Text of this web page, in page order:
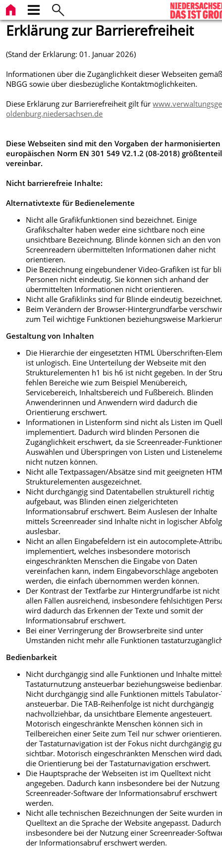
Erklärung zur Barrierefreiheit
(Stand der Erklärung: 01. Januar 2026)
Informationen über die Zugänglichkeit dieser Webseiten
NBGG sowie über diesbezügliche Kontaktmöglichkeiten.
Diese Erklärung zur Barrierefreiheit gilt für
oldenburg.niedersachsen.de
Diese Webseiten sind mit den Vorgaben der harmonisierten
europäischen Norm EN 301 549 V2.1.2 (08-2018)
vereinbar.
Nicht barrierefreie Inhalte:
Alternativtexte für Bedienelemente
Nicht alle Grafikfunktionen sind bezeichnet. Einige
Grafikschalter haben weder eine sichtbare noch eine
unsichtbare Bezeichnung. Blinde können sich an den von
Screenreadern übermittelten Informationen daher nicht
orientieren.
Die Bezeichnung eingebundener Video-Grafiken ist für
Personen nicht eindeutig. Sie können sich anhand der
übermittelten Informationen nicht orientieren.
Nicht alle Grafiklinks sind für Blinde eindeutig
Beim Verändern der Browser-Hintergrundfarbe
zum Teil wichtige Funktionen beziehungsweise
Gestaltung von Inhalten
Die Hierarchie der eingesetzten HTML Überschriften-
ist unlogisch. Eine Unterteilung der Webseite mit den
Strukturelementen h1 bis h6 ist nicht gegeben. In der
fehlen Bereiche wie zum Beispiel Menübereich,
Servicebereich, Inhaltsbereich und Fußbereich. Blinden
Anwenderinnen und Anwendern wird dadurch die
Orientierung erschwert.
Informationen in Listenform sind nicht als Listen im
implementiert. Dadurch wird blinden Personen die
Zugänglichkeit erschwert, da sie Screenreader-
Auswählen und Überspringen von Listen und
nicht nutzen können.
Nicht alle Textpassagen/Absätze sind mit geeigneten
Strukturelementen ausgezeichnet.
Nicht durchgängig sind Datentabellen strukturell richtig
aufgebaut, was Blinden einen zielgerichteten
Informationsabruf erschwert. Beim Auslesen der Inhalte
mittels Screenreader sind Inhalte nicht in logischer
auslesbar.
Nicht an allen Eingabefeldern ist ein autocomplete-
implementiert, welches insbesondere motorisch
eingeschränkten Menschen die Eingabe von Daten
vereinfachen kann, indem Eingabevorschläge angeboten
werden, die einfach übernommen werden können.
Der Kontrast der Textfarbe zur Hintergrundfarbe ist nicht
allen Fällen ausreichend, insbesondere fehlsichtigen
wird dadurch das Erkennen der Texte und somit der
Informationsabruf erschwert.
Bei einer Verringerung der Browserbreite sind unter
Umständen nicht mehr alle Funktionen
Bedienbarkeit
Nicht durchgängig sind alle Funktionen und Inhalte
Tastaturnutzung ansteuerbar beziehungsweise
Nicht durchgängig sind alle Funktionen mittels Tabulator-
ansteuerbar. Die TAB-Reihenfolge ist nicht durchgängig
nachvollziehbar, da unsichtbare Elemente angesteuert.
Motorisch eingeschränkte Menschen können sich in
Teilbereichen einer Seite zum Teil nur schwer
der Tastaturnavigation ist der Fokus nicht durchgängig
sichtbar. Motorisch eingeschränkten Menschen wird
die Orientierung bei der Tastaturnavigation erschwert.
Die Hauptsprache der Webseiten ist im Quelltext nicht
angegeben. Dadurch kann insbesondere bei der Nutzung
Screenreader-Software der Informationsabruf erschwert
werden.
Nicht alle technischen Bezeichnungen der Seite wurden
Quelltext an die Sprache der Website angepasst.
insbesondere bei der Nutzung einer Screenreader-
der Informationsabruf erschwert werden.